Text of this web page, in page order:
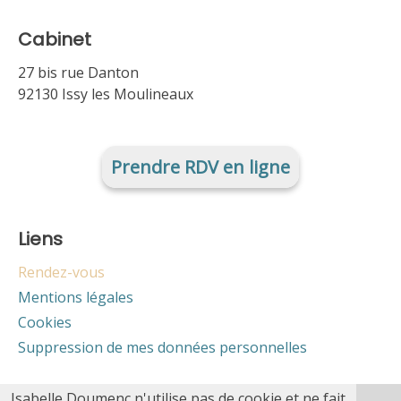
Cabinet
27 bis rue Danton
92130 Issy les Moulineaux
Prendre RDV en ligne
Liens
Rendez-vous
Mentions légales
Cookies
Suppression de mes données personnelles